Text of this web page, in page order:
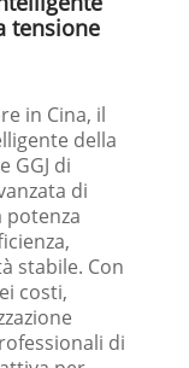
tensione
in Cina, il
della
GGJ di
di
potenza
stabile. Con
costi,
di